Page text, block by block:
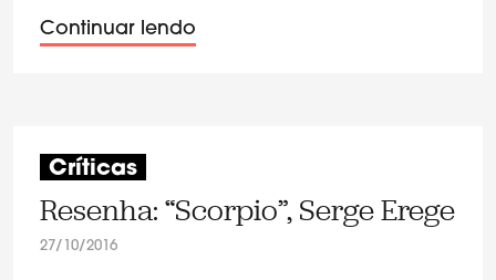
Continuar lendo
Críticas
Resenha: “Scorpio”, Serge Erege
27/10/2016